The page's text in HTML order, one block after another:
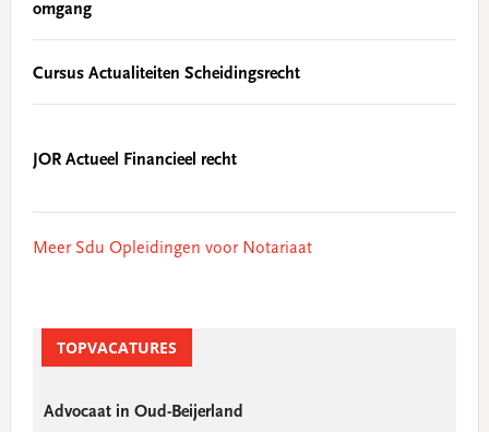
omgang
Cursus Actualiteiten Scheidingsrecht
JOR Actueel Financieel recht
Meer Sdu Opleidingen voor Notariaat
TOPVACATURES
Advocaat in Oud-Beijerland